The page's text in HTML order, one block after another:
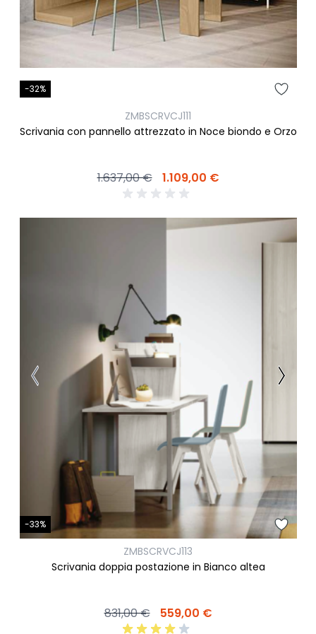
-32%
ZMBSCRVCJ111
Scrivania con pannello attrezzato in Noce biondo e Orzo
1.637,00 € 1.109,00 €
-33%
ZMBSCRVCJ113
Scrivania doppia postazione in Bianco altea
831,00 € 559,00 €